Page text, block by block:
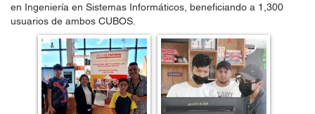
en Ingeniería en Sistemas Informáticos, beneficiando a 1,300
usuarios de ambos CUBOS.